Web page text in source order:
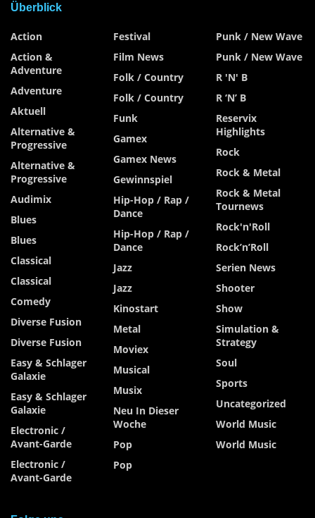
Überblick
Action
Action &
Adventure
Adventure
Aktuell
Alternative &
Progressive
Alternative &
Progressive
Audimix
Blues
Blues
Classical
Classical
Comedy
Diverse Fusion
Diverse Fusion
Easy & Schlager
Galaxie
Easy & Schlager
Galaxie
Electronic /
Avant-Garde
Electronic /
Avant-Garde
Festival
Film News
Folk / Country
Folk / Country
Funk
Gamex
Gamex News
Gewinnspiel
Hip-Hop / Rap /
Dance
Hip-Hop / Rap /
Dance
Jazz
Jazz
Kinostart
Metal
Moviex
Musical
Musix
Neu In Dieser
Woche
Pop
Pop
Punk / New Wave
Punk / New Wave
R 'n' B
R ‘n’ B
Reservix
Highlights
Rock
Rock & Metal
Rock & Metal
Tournews
Rock'n'Roll
Rock’n’Roll
Serien News
Shooter
Show
Simulation &
Strategy
Soul
Sports
Uncategorized
World Music
World Music